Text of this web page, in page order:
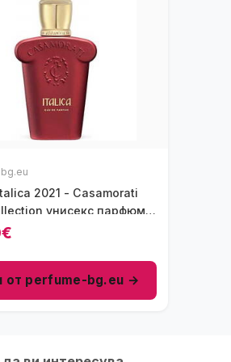
2021 - Casamorati
унисекс парфюм
от perfume-bg.eu →